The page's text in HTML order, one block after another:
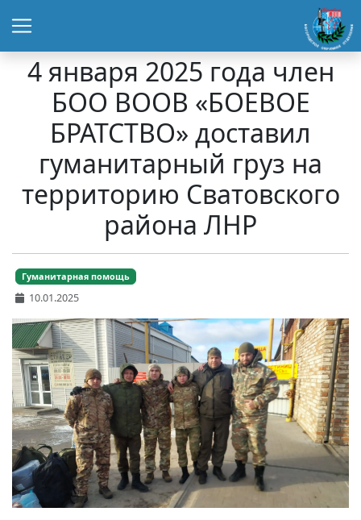
4 января 2025 года член
БОО ВООВ «БОЕВОЕ
БРАТСТВО» доставил
гуманитарный груз на
территорию Сватовского
района ЛНР
Гуманитарная помощь
10.01.2025